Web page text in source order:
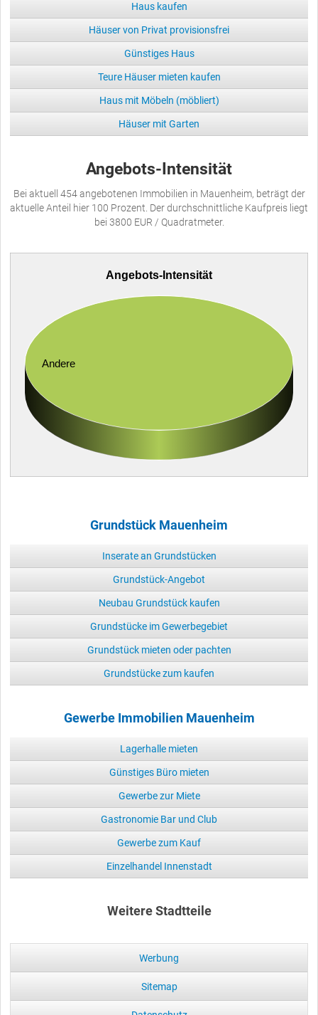
Haus kaufen
Häuser von Privat provisionsfrei
Günstiges Haus
Teure Häuser mieten kaufen
Haus mit Möbeln (möbliert)
Häuser mit Garten
Angebots-Intensität
Bei aktuell 454 angebotenen Immobilien in Mauenheim, beträgt der
aktuelle Anteil hier 100 Prozent. Der durchschnittliche Kaufpreis liegt
bei 3800 EUR / Quadratmeter.
Angebots-Intensität
Andere
Grundstück Mauenheim
Inserate an Grundstücken
Grundstück-Angebot
Neubau Grundstück kaufen
Grundstücke im Gewerbegebiet
Grundstück mieten oder pachten
Grundstücke zum kaufen
Gewerbe Immobilien Mauenheim
Lagerhalle mieten
Günstiges Büro mieten
Gewerbe zur Miete
Gastronomie Bar und Club
Gewerbe zum Kauf
Einzelhandel Innenstadt
Weitere Stadtteile
Werbung
Sitemap